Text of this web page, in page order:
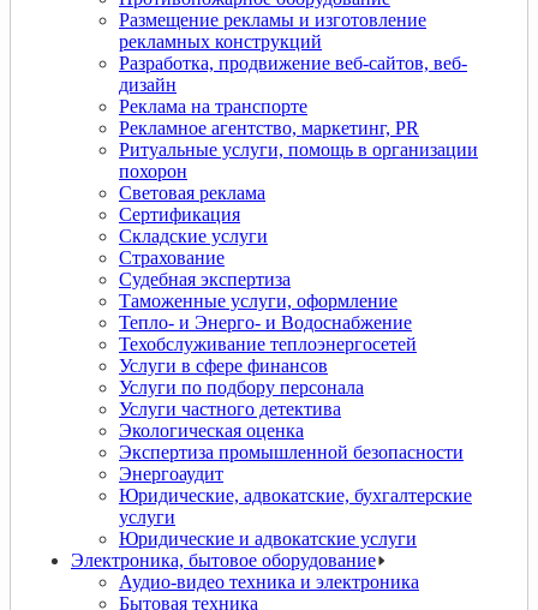
Размещение рекламы и изготовление
рекламных конструкций
Разработка, продвижение веб-сайтов, веб-
дизайн
Реклама на транспорте
Рекламное агентство, маркетинг, PR
Ритуальные услуги, помощь в организации
похорон
Световая реклама
Сертификация
Складские услуги
Страхование
Судебная экспертиза
Таможенные услуги, оформление
Тепло- и Энерго- и Водоснабжение
Техобслуживание теплоэнергосетей
Услуги в сфере финансов
Услуги по подбору персонала
Услуги частного детектива
Экологическая оценка
Экспертиза промышленной безопасности
Энергоаудит
Юридические, адвокатские, бухгалтерские
услуги
Юридические и адвокатские услуги
Электроника, бытовое оборудование
Аудио-видео техника и электроника
Бытовая техника